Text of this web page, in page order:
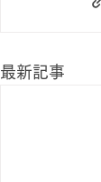
最新記事